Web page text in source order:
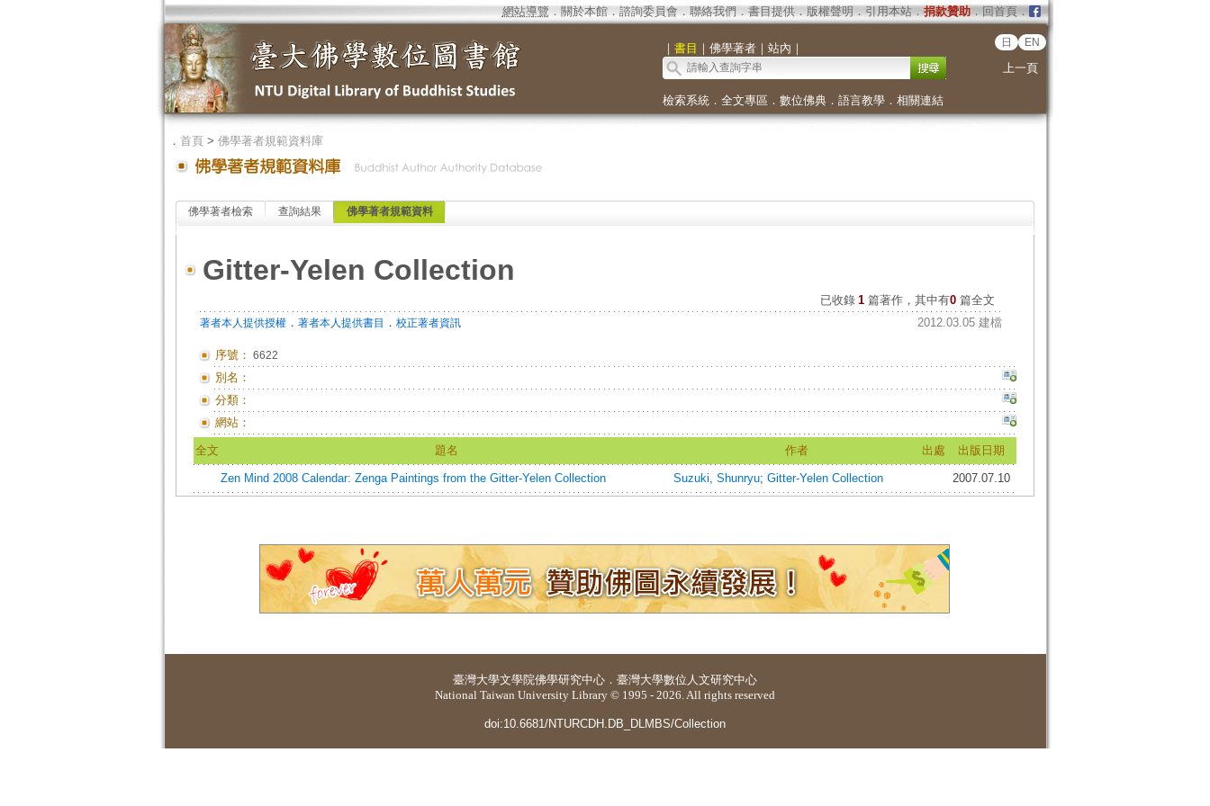
網站導覽 ． 關於本館． 諮詢委員會． 聯絡我們 ． 書目提供． 版權聲明 ． 引用本站． 捐款贊助．回首頁．
｜ 書目 ｜ 佛學著者｜ 站內 ｜ 日 EN
上一頁
檢索系統． 全文專區 ． 數位佛典． 語言教學． 相關連結
． 首頁> 佛學著者規範資料庫
佛學著者檢索 查詢結果 佛學著者規範資料
Gitter-Yelen Collection
已收錄 1 篇著作，其中有0篇全文
著者本人提供授權． 著者本人提供書目 ． 校正著者資訊 2012.03.05 建檔
序號： 6622
別名：
分類：
網站：
全文 題名 作者 出處 出版日期
Zen Mind 2008 Calendar: Zenga Paintings from the Gitter-Yelen Collection Suzuki, Shunryu; Gitter-Yelen Collection 2007.07.10
臺灣大學文學院佛學研究中心 ． 臺灣大學數位人文研究中心
National Taiwan University Library © 1995 - 2026. All rights reserved
doi:10.6681/NTURCDH.DB_DLMBS/Collection